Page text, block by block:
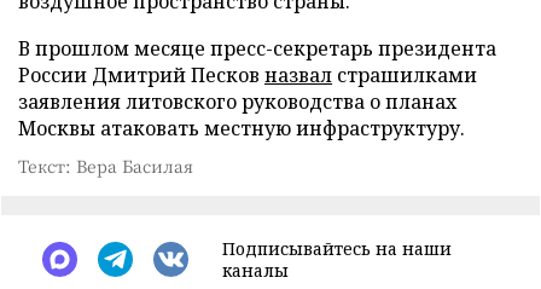
В прошлом месяце пресс-секретарь президента
России Дмитрий Песков назвал страшилками
заявления литовского руководства о планах
Москвы атаковать местную инфраструктуру.
Текст: Вера Басилая
Подписывайтесь на наши
каналы